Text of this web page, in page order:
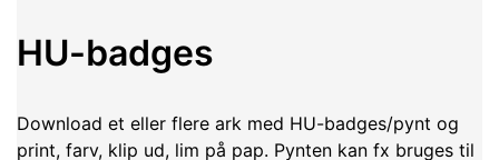
HU-badges
Download et eller flere ark med HU-badges/pynt og
print, farv, klip ud, lim på pap. Pynten kan fx bruges til